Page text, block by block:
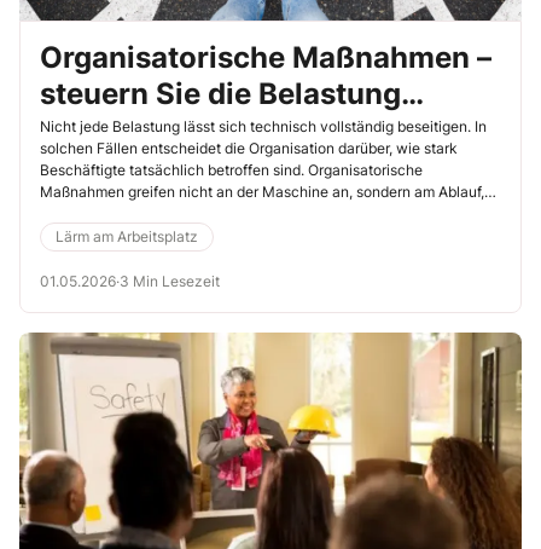
Organisatorische Maßnahmen –
steuern Sie die Belastung
bewusst
Nicht jede Belastung lässt sich technisch vollständig beseitigen. In
solchen Fällen entscheidet die Organisation darüber, wie stark
Beschäftigte tatsächlich betroffen sind. Organisatorische
Maßnahmen greifen nicht an der Maschine an, sondern am Ablauf,
bestimmen, wer, wie lange und unter welchen Bedingungen Lärm-
oder Vibrationsbelastungen ausgesetzt ist.
Lärm am Arbeitsplatz
01.05.2026·3 Min Lesezeit